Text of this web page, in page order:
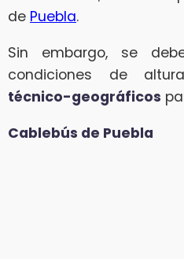
de Puebla.
Sin embargo, se
condiciones de
técnico-geográficos
Cablebús de Puebla